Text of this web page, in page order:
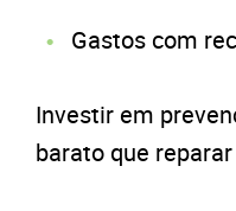
Gastos com
Investir em
barato que